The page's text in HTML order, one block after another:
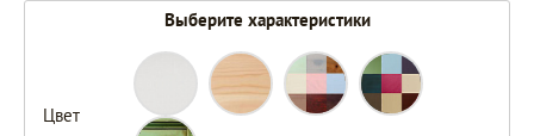
Выберите характеристики
Цвет